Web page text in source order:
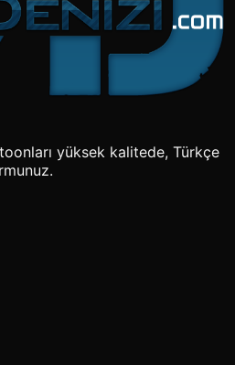
yüksek kalitede, Türkçe